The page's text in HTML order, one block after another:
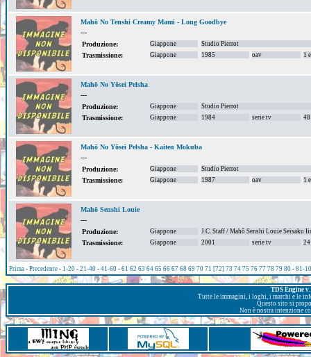
Mahō No Tenshi Creamy Mami - Long Goodbye
---
Produzione:
Giappone Studio Pierrot
Trasmissione: Giappone 1985 oav 1
Mahō No Yōsei Pelsha
---
Produzione:
Giappone Studio Pierrot
Trasmissione: Giappone 1984 serie tv 48
Mahō No Yōsei Pelsha - Kaiten Mokuba
---
Produzione:
Giappone Studio Pierrot
Trasmissione: Giappone 1987 oav 1
Mahō Senshi Louie
---
Produzione:
Giappone J.C. Staff / Mahô Senshi Louie Seisaku
Trasmissione: Giappone 2001 serie tv 24
Prima - Precedente - 1-20 - 21-40 - 41-60 - 61 62 63 64 65 66 67 68 69 70 71 [72] 73 74 75 76 77 78 79 80 - 81-
TDS Engine
Tutte le immagini, i loghi, i marchi e le
Questo sito si
Non è nostra intenzione